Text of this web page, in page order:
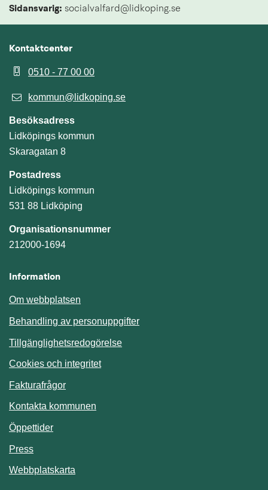
Sidansvarig: socialvalfard@lidkoping.se
Kontaktcenter
0510 - 77 00 00
kommun@lidkoping.se
Besöksadress
Lidköpings kommun
Skaragatan 8
Postadress
Lidköpings kommun
531 88 Lidköping
Organisationsnummer
212000-1694
Information
Om webbplatsen
Behandling av personuppgifter
Tillgänglighetsredogörelse
Cookies och integritet
Fakturafrågor
Kontakta kommunen
Öppettider
Press
Webbplatskarta